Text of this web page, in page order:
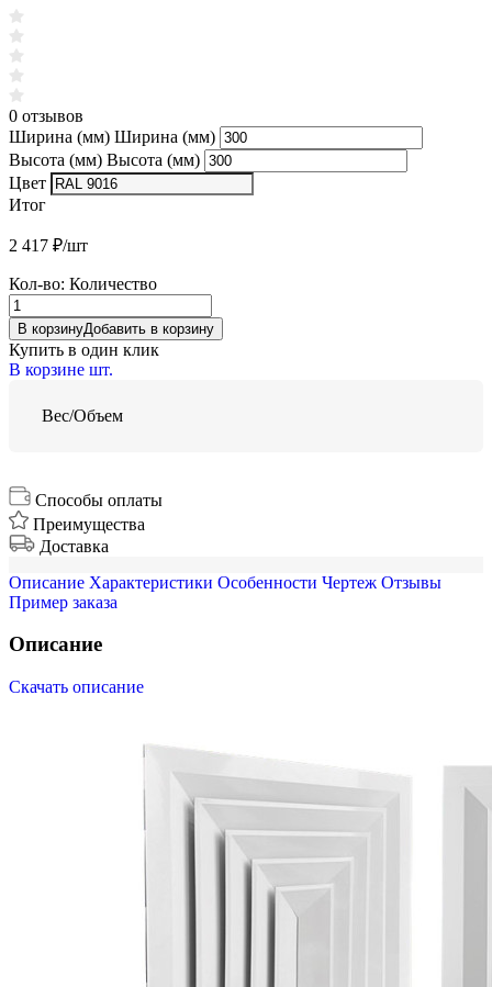
0 отзывов
Ширина (мм) Ширина (мм)
Высота (мм) Высота (мм)
Цвет
Итог
2 417 ₽/шт
Кол-во: Количество
В корзинуДобавить в корзину
Купить в один клик
В корзине шт.
Вес/Объем
Способы оплаты
Преимущества
Доставка
Описание Характеристики Особенности Чертеж Отзывы
Пример заказа
Описание
Скачать описание